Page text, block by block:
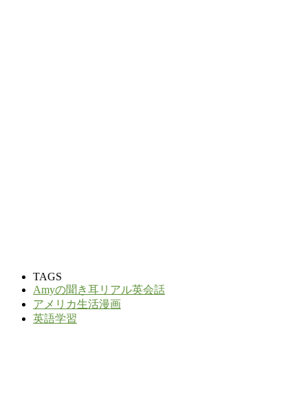
TAGS
Amyの聞き耳リアル英会話
アメリカ生活漫画
英語学習